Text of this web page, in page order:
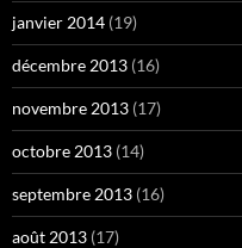
janvier 2014 (19)
décembre 2013 (16)
novembre 2013 (17)
octobre 2013 (14)
septembre 2013 (16)
août 2013 (17)